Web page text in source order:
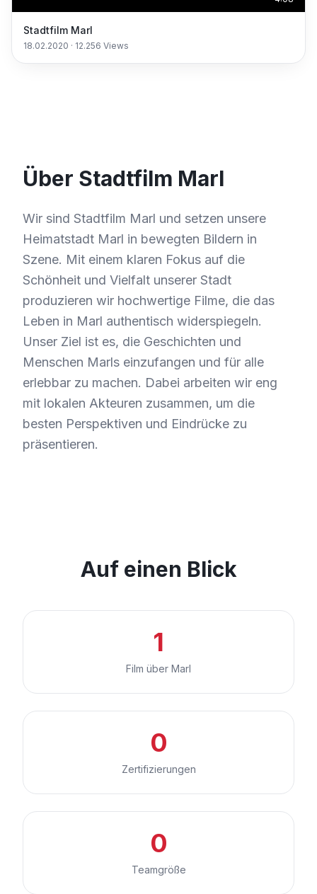
Stadtfilm Marl
18.02.2020 · 12.256 Views
Über Stadtfilm Marl
Wir sind Stadtfilm Marl und setzen unsere
Heimatstadt Marl in bewegten Bildern in
Szene. Mit einem klaren Fokus auf die
Schönheit und Vielfalt unserer Stadt
produzieren wir hochwertige Filme, die das
Leben in Marl authentisch widerspiegeln.
Unser Ziel ist es, die Geschichten und
Menschen Marls einzufangen und für alle
erlebbar zu machen. Dabei arbeiten wir eng
mit lokalen Akteuren zusammen, um die
besten Perspektiven und Eindrücke zu
präsentieren.
Auf einen Blick
1
Film über Marl
0
Zertifizierungen
0
Teamgröße